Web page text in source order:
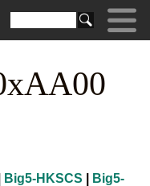
Big5-HKSCS
Big5-